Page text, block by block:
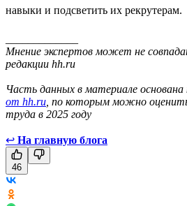
навыки и подсветить их рекрутерам.
Мнение экспертов может не
редакции hh.ru
Часть данных в материале основана
от hh.ru , по которым можно
труда в 2025 году
↩ На главную блога
46